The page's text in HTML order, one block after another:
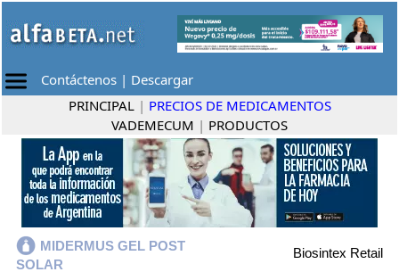
Contáctenos | Descargar
PRINCIPAL | PRECIOS DE MEDICAMENTOS
VADEMECUM | PRODUCTOS
MIDERMUS GEL POST
SOLAR
Biosintex Retail